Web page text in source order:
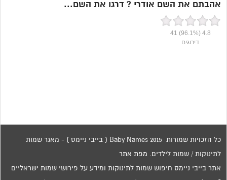
אהבתם את השם אודרי ? דרגו את השם...
4.8
(96.1%)
41
דירוגים
כל הזכויות שמורות 2015 Baby Names ( בייבי ניימס ) - מאגר שמות
לתינוקות / שמות לילדים. מפת אתר
אתר בייבי ניימס חיפוש שמות לתינוקות ומידע על פירושי שמות ישראליים